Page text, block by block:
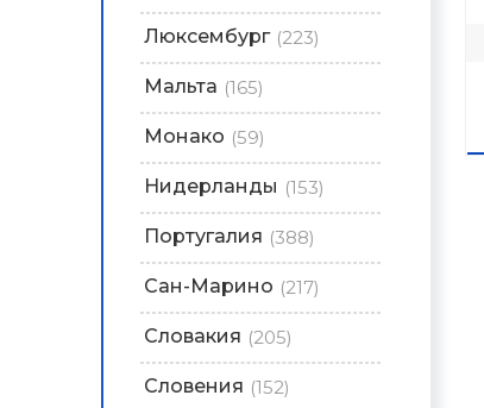
Люксембург (223)
Мальта (165)
Монако (59)
Нидерланды (153)
Португалия (388)
Сан-Марино (217)
Словакия (205)
Словения (152)